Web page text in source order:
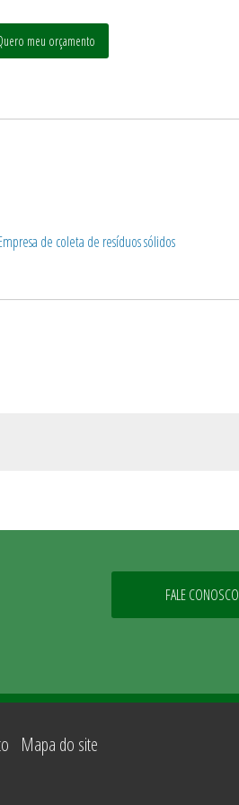
meu orçamento
FALE CONOSCO
Mapa do site